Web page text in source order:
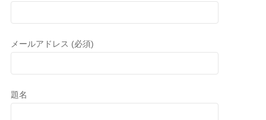
メールアドレス (必須)
題名